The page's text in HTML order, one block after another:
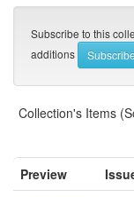
Subscribe to this
additions
Collection's Items
Preview